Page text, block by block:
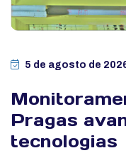
5 de agosto de
Pragas
tecnologias